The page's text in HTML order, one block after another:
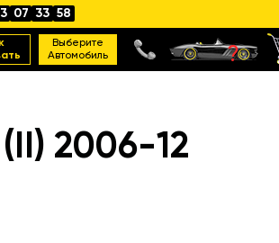
07 33 57
Выберите
Автомобиль
2006-12